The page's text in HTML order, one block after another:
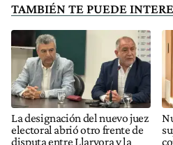
TAMBIÉN TE PUEDE
La designación del nuevo juez
electoral abrió otro frente de
disputa entre Llaryora y la